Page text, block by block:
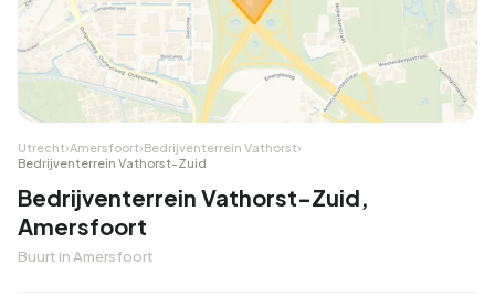
Utrecht›Amersfoort›Bedrijventerrein Vathorst›
Bedrijventerrein Vathorst-Zuid
Bedrijventerrein Vathorst-Zuid,
Amersfoort
Buurt in Amersfoort